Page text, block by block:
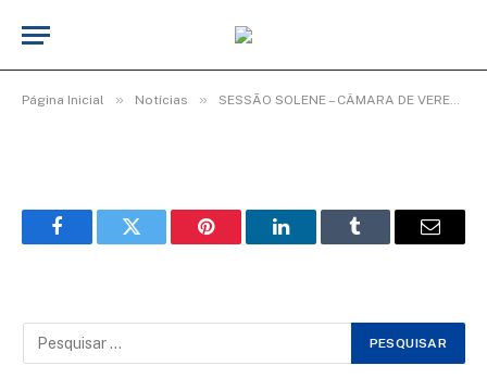
Página Inicial » Notícias » SESSÃO SOLENE – CÂMARA DE VEREADORES ENCERRA ANO LEGISLATIVO COM HOMENAGENS.
WhatsApp Image 2026-02-03 at 08.35.10
FacebookTwitter Pinterest LinkedInTumblr Email